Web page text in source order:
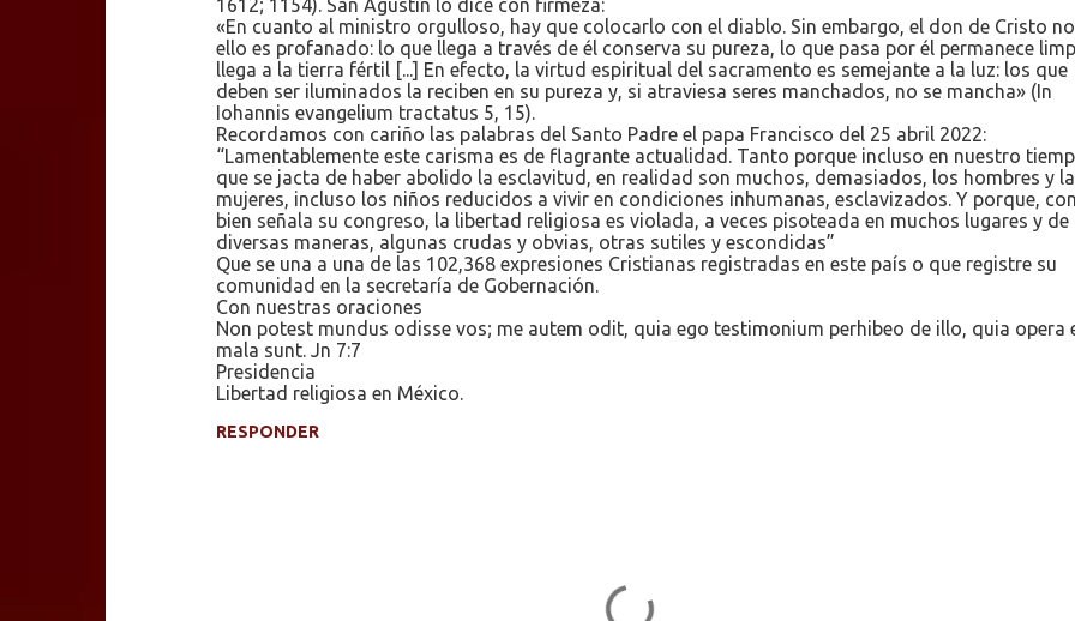
1612; 1154). San Agustín lo dice con firmeza:
«En cuanto al ministro orgulloso, hay que colocarlo con el diablo. Sin embargo, el don de Cristo
ello es profanado: lo que llega a través de él conserva su pureza, lo que pasa por él permanece
llega a la tierra fértil [...] En efecto, la virtud espiritual del sacramento es semejante a la luz: los que
deben ser iluminados la reciben en su pureza y, si atraviesa seres manchados, no se mancha» (In
Iohannis evangelium tractatus 5, 15).
Recordamos con cariño las palabras del Santo Padre el papa Francisco del 25 abril 2022:
“Lamentablemente este carisma es de flagrante actualidad. Tanto porque incluso en nuestro
que se jacta de haber abolido la esclavitud, en realidad son muchos, demasiados, los hombres y
mujeres, incluso los niños reducidos a vivir en condiciones inhumanas, esclavizados. Y porque,
bien señala su congreso, la libertad religiosa es violada, a veces pisoteada en muchos lugares y de
diversas maneras, algunas crudas y obvias, otras sutiles y escondidas”
Que se una a una de las 102,368 expresiones Cristianas registradas en este país o que registre su
comunidad en la secretaría de Gobernación.
Con nuestras oraciones
Non potest mundus odisse vos; me autem odit, quia ego testimonium perhibeo de illo, quia opera
mala sunt. Jn 7:7
Presidencia
Libertad religiosa en México.
RESPONDER